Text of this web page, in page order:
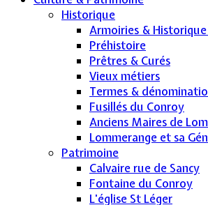
Historique
Armoiries &
Préhistoire
Prêtres & Curés
Vieux métiers
Termes &
Fusillés du Conroy
Anciens Maires de
Lommerange et sa
Patrimoine
Calvaire rue de Sancy
Fontaine du Conroy
L'église St Léger